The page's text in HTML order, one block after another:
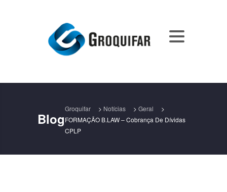
Blog
Groquifar > Notícias > Geral
>
FORMAÇÃO B.LAW – Cobrança De Dívidas
CPLP